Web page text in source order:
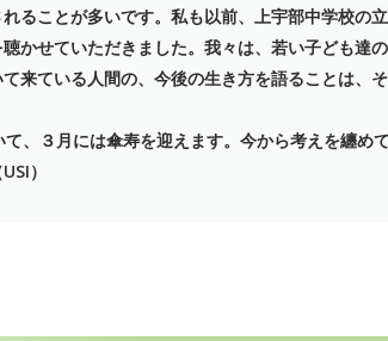
ることが多いです。私も以前、上宇部中学校の
かせていただきました。我々は、若い子ども達
来ている人間の、今後の生き方を語ることは、
、３月には傘寿を迎えます。今から考えを纏め
）